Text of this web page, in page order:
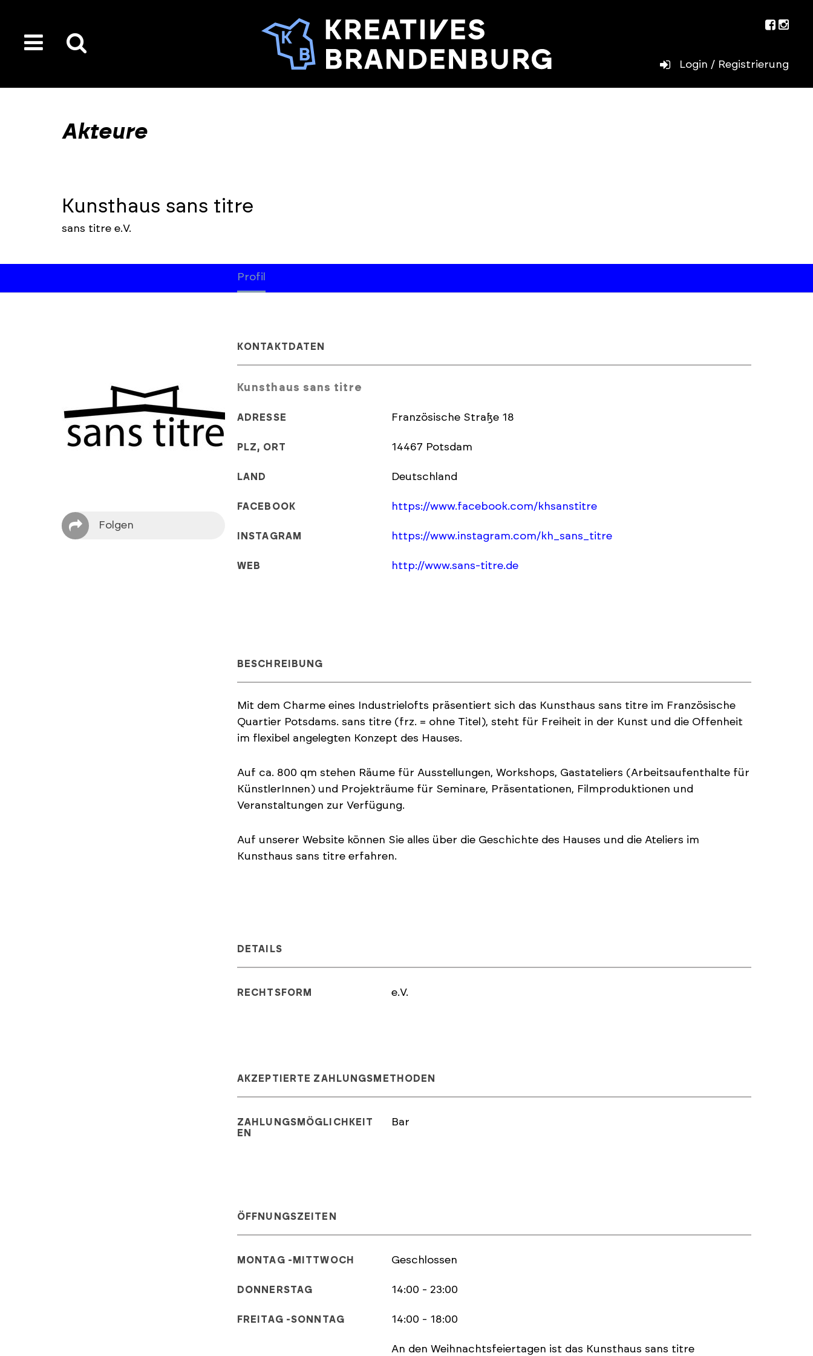
toggle
der
Seite
Login / Registrierung
Akteure
Kunsthaus sans titre
sans titre e.V.
Profil
Folgen
KONTAKTDATEN
Kunsthaus sans titre
ADRESSE Französische Straße 18
PLZ, ORT 14467 Potsdam
LAND Deutschland
FACEBOOK https://www.facebook.com/khsanstitre
INSTAGRAM https://www.instagram.com/kh_sans_titre
WEB http://www.sans-titre.de
BESCHREIBUNG
Mit dem Charme eines Industrielofts präsentiert sich das Kunsthaus sans titre im Französische
Quartier Potsdams. sans titre (frz. = ohne Titel), steht für Freiheit in der Kunst und die Offenheit
im flexibel angelegten Konzept des Hauses.
Auf ca. 800 qm stehen Räume für Ausstellungen, Workshops, Gastateliers (Arbeitsaufenthalte für
KünstlerInnen) und Projekträume für Seminare, Präsentationen, Filmproduktionen und
Veranstaltungen zur Verfügung.
Auf unserer Website können Sie alles über die Geschichte des Hauses und die Ateliers im
Kunsthaus sans titre erfahren.
DETAILS
RECHTSFORM e.V.
AKZEPTIERTE ZAHLUNGSMETHODEN
ZAHLUNGSMÖGLICHKEIT
EN
Bar
ÖFFNUNGSZEITEN
MONTAG -MITTWOCH Geschlossen
DONNERSTAG 14:00 - 23:00
FREITAG -SONNTAG 14:00 - 18:00
An den Weihnachtsfeiertagen ist das Kunsthaus sans titre